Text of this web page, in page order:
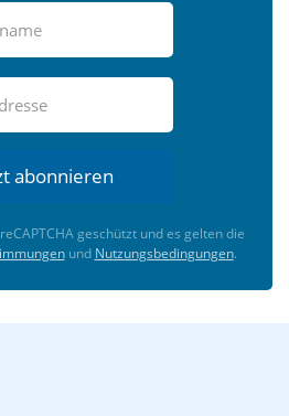
abonnieren
geschützt und es gelten die
und Nutzungsbedingungen.